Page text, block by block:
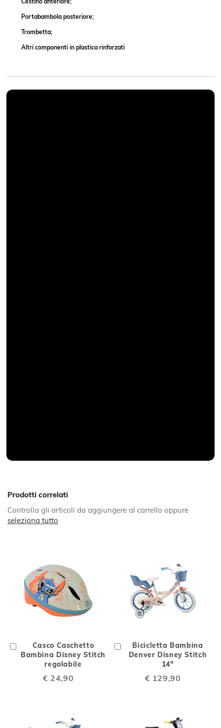
Portabambola posteriore;
Trombetta;
Altri componenti in plastica rinforzati
Prodotti correlati
Controlla gli articoli da aggiungere al carrello oppure
seleziona tutto
Casco Caschetto
Bambina Disney Stitch
regolabile
€ 24,90
Aggiungi
al
Carrello
Bicicletta Bambina
Denver Disney Stitch
14"
€ 129,90
Aggiungi
al